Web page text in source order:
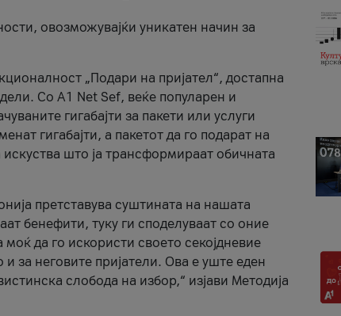
овозможувајќи уникатен начин за
„Подари на пријател“, достапна
Со A1 Net Sef, веќе популарен и
гигабајти за пакети или услуги
гигабајти, а пакетот да го подарат на
што ја трансформираат обичната
претставува суштината на нашата
бенефити, туку ги споделуваат со оние
да го искористи своето секојдневие
за неговите пријатели. Ова е уште еден
слобода на избор,“ изјави Методија